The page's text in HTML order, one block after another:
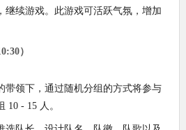
继续游戏。此游戏可活跃气氛，增加
）
带领下，通过随机分组的方式将参与
10 - 15 人。